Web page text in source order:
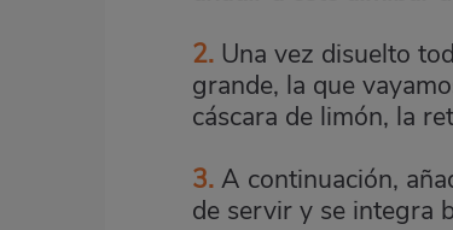
2. Una vez disuelto
grande, la que
cáscara de limón, la
3. A continuación,
de servir y se integra